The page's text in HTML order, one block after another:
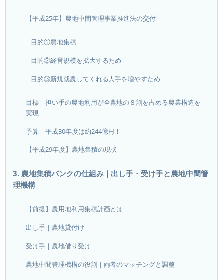
【平成25年】農地中間管理事業推進法の交付
目的①農地集積
目的②経営規模を拡大するため
目的③新規就農してくれる人手を増やすため
目標｜担い手の農地利用が全農地の８割を占める農業構造を
実現
予算｜平成30年度は約244億円！
【平成29年度】農地集積の現状
3. 農地集積バンクの仕組み｜出し手・受け手と農地中間管
理機構
【前提】農用地利用集積計画とは
出し手｜農地貸付け
受け手｜農地借り受け
農地中間管理機構の役割｜両者のマッチングと調整